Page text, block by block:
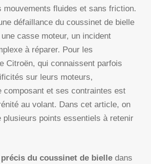
mouvements fluides et sans friction.
défaillance du coussinet de bielle
casse moteur, un incident
à réparer. Pour les
Citroën, qui connaissent parfois
sur leurs moteurs,
composant et ses contraintes est
au volant. Dans cet article, on
plusieurs points essentiels à retenir
précis du coussinet de bielle dans